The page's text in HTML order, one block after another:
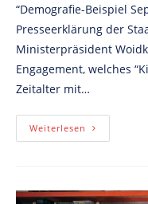
“Demografie-Beispiel
Presseerklärung der
Ministerpräsident
Engagement, welches
Zeitalter mit…
Weiterlesen